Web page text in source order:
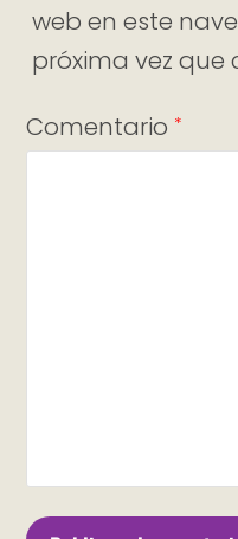
web en este
próxima vez que
Comentario *